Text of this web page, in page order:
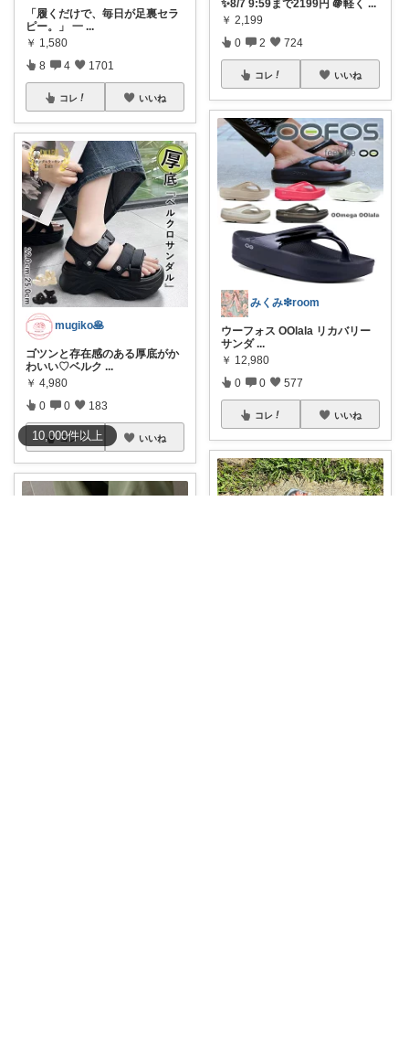
10,000件以上
​「履くだけで、毎日が足裏セラ
ピー。」 一 ...
￥ 1,580
8 4 1701
コレ いいね
mugiko🥞
ゴツンと存在感のある厚底がか
わいい♡ベルク ...
￥ 4,980
0 0 183
コレ いいね
✨8/7 9:59まで2199円 🍇軽く ...
￥ 2,199
0 2 724
コレ いいね
みくみ❇room
ウーフォス OOlala リカバリー
サンダ ...
￥ 12,980
0 0 577
コレ いいね